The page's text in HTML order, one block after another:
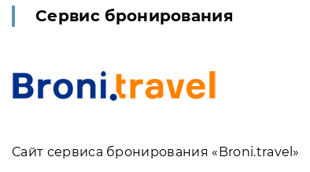
Сервис бронирования
Сайт сервиса бронирования «Broni.travel»